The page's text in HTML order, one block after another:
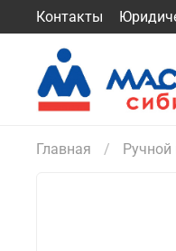
Контакты
Главная Ручной